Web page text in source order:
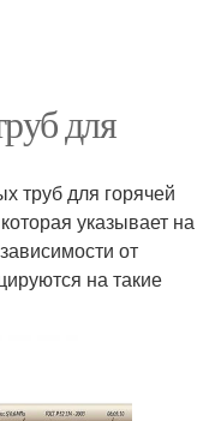
для
труб для горячей
указывает на
от
на такие